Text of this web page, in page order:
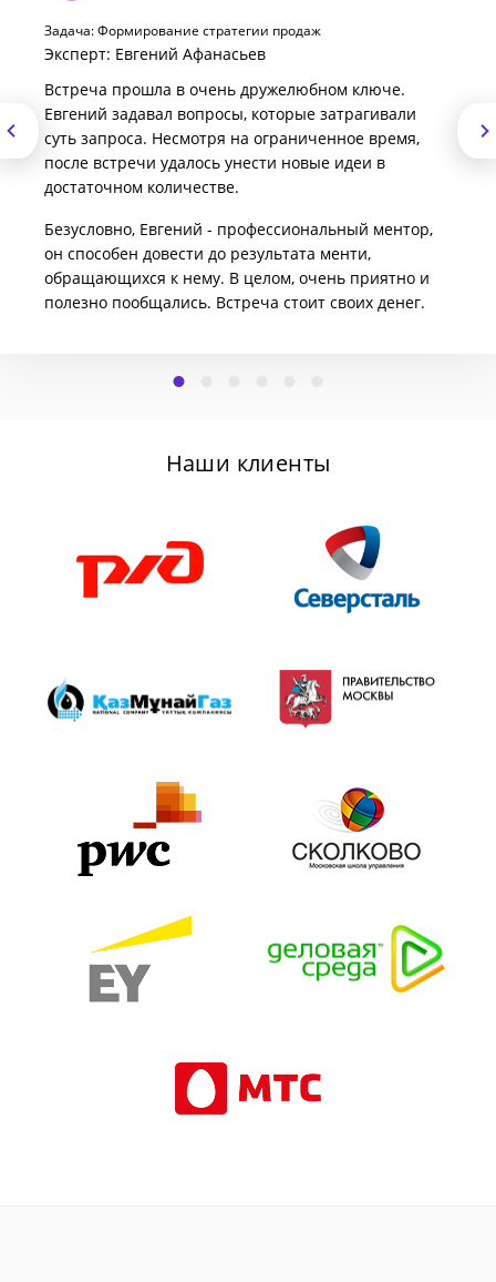
Задача: Формирование стратегии продаж
Эксперт: Евгений Афанасьев
Встреча прошла в очень дружелюбном ключе.
Евгений задавал вопросы, которые затрагивали
суть запроса. Несмотря на ограниченное время,
после встречи удалось унести новые идеи в
достаточном количестве.
Безусловно, Евгений - профессиональный ментор,
он способен довести до результата менти,
обращающихся к нему. В целом, очень приятно и
полезно пообщались. Встреча стоит своих денег.
Наши клиенты